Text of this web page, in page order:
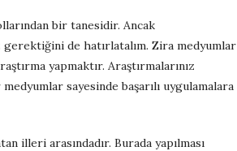
bir tanesidir. Ancak
gerektiğini de hatırlatalım. Zira medyumlar
yapmaktır. Araştırmalarınız
sayesinde başarılı uygulamalara
illeri arasındadır. Burada yapılması